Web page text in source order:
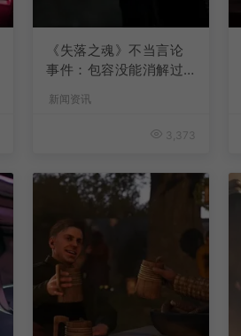
《失落之魂》不当言论
事件：包容没能消解过
新闻资讯
3,373